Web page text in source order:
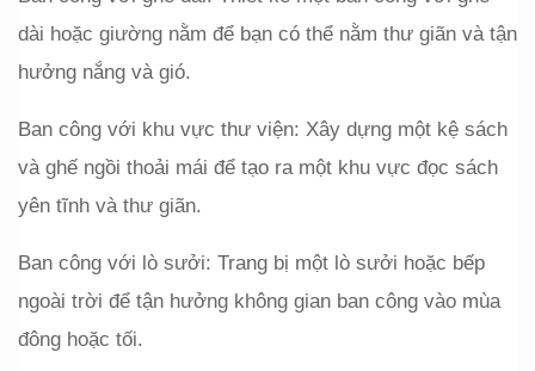
dài hoặc giường nằm để bạn có thể nằm thư giãn và tận
hưởng nắng và gió.
Ban công với khu vực thư viện: Xây dựng một kệ sách
và ghế ngồi thoải mái để tạo ra một khu vực đọc sách
yên tĩnh và thư giãn.
Ban công với lò sưởi: Trang bị một lò sưởi hoặc bếp
ngoài trời để tận hưởng không gian ban công vào mùa
đông hoặc tối.